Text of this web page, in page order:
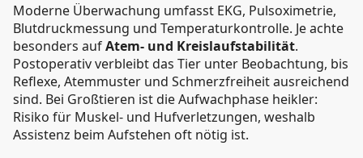
Moderne Überwachung umfasst EKG, Pulsoximetrie,
Blutdruckmessung und Temperaturkontrolle. Je achte
besonders aufAtem- und Kreislaufstabilität.
Postoperativ verbleibt das Tier unter Beobachtung, bis
Reflexe, Atemmuster und Schmerzfreiheit ausreichend
sind. Bei Großtieren ist die Aufwachphase heikler:
Risiko für Muskel- und Hufverletzungen, weshalb
Assistenz beim Aufstehen oft nötig ist.